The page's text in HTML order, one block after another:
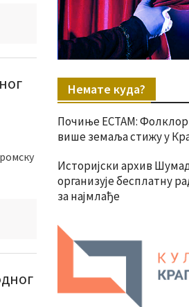
Немате куда?
Почиње ЕСТАМ:
више земаља стижу у
Историјски архив
организује бесплатну
за најмлађе